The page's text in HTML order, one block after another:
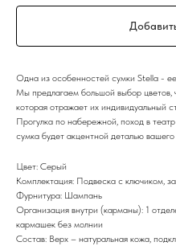
Одна из особенностей сумки Stella -
Мы предлагаем большой выбор цветов,
которая отражает их индивидуальный
Прогулка по набережной, поход в
сумка будет акцентной деталью
Цвет: Серый
Комплектация: Подвеска с ключиком,
Фурнитура: Шампань
Организация внутри (карманы): 1
кармашек без молнии
Состав: Верх – натуральная кожа,